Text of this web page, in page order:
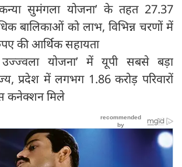
कन्या सुमंगला योजना’ के तहत 27.37
बालिकाओं को लाभ, विभिन्न चरणों में
की आर्थिक सहायता
उज्ज्वला योजना’ में यूपी सबसे बड़ा
प्रदेश में लगभग 1.86 करोड़ परिवारों
कनेक्शन मिले